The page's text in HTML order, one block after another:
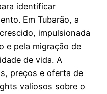
identificar
Em Tubarão, a
impulsionada
e pela migração de
de vida. A
preços e oferta de
valiosos sobre o